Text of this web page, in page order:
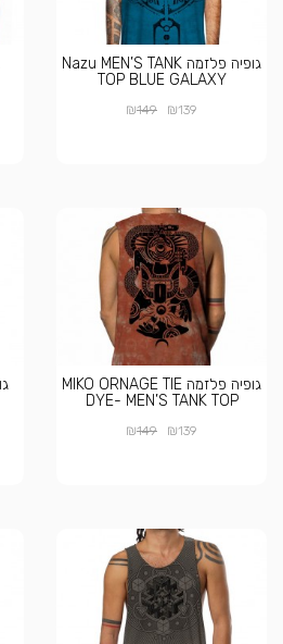
גופיה פלזמה Nazu MEN’S TANK
TOP BLUE GALAXY
₪139
₪149
גופיה פלזמה MIKO ORNAGE TIE
DYE- MEN’S TANK TOP
₪139
₪149